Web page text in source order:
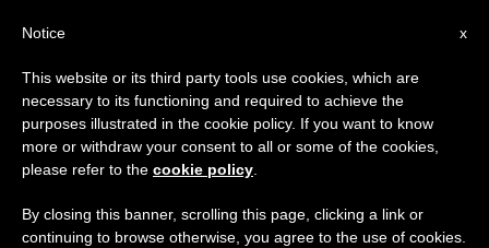
La luce che orienta il cammino di
tutti i popoli
x
Notice
This website or its third party tools use cookies, which are
necessary to its functioning and required to achieve the
purposes illustrated in the cookie policy. If you want to know
more or withdraw your consent to all or some of the cookies,
please refer to the cookie policy
By closing this banner, scrolling this page, clicking a link or
continuing to browse otherwise, you agree to the use of cookies.